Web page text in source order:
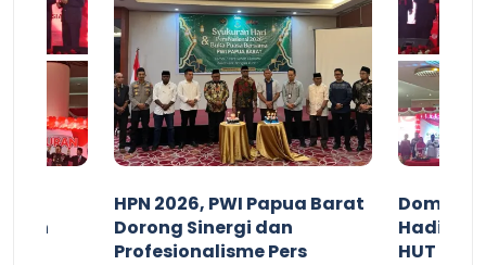
HPN 2026, PWI Papua Barat
Dorong Sinergi dan
Profesionalisme Pers
Hadiri
HUT RI